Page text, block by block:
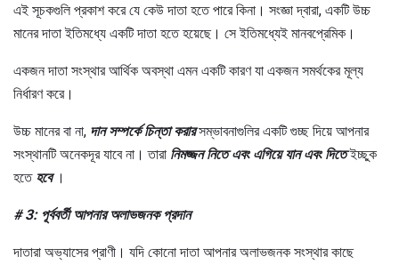
এই সূচকগুলি প্রকাশ করে যে কেউ দাতা হতে পারে কিনা। সংজ্ঞা দ্বারা, একটি উচ্চ
মানের দাতা ইতিমধ্যে একটি দাতা হতে হয়েছে। সে ইতিমধ্যেই মানবপ্রেমিক।
একজন দাতা সংস্থার আর্থিক অবস্থা এমন একটি কারণ যা একজন সমর্থকের মূল্য
নির্ধারণ করে।
উচ্চ মানের বা না, দান সম্পর্কে চিন্তা করারসম্ভাবনাগুলির একটি গুচ্ছ দিয়ে আপনার
সংস্থানটি অনেকদূর যাবে না। তারা নিমজ্জন নিতে এবং এগিয়ে যান এবং দিতেইচ্ছুক
হতে হবে।
# 3: পূর্ববর্তী আপনার অলাভজনক প্রদান
দাতারা অভ্যাসের প্রাণী। যদি কোনো দাতা আপনার অলাভজনক সংস্থার কাছে